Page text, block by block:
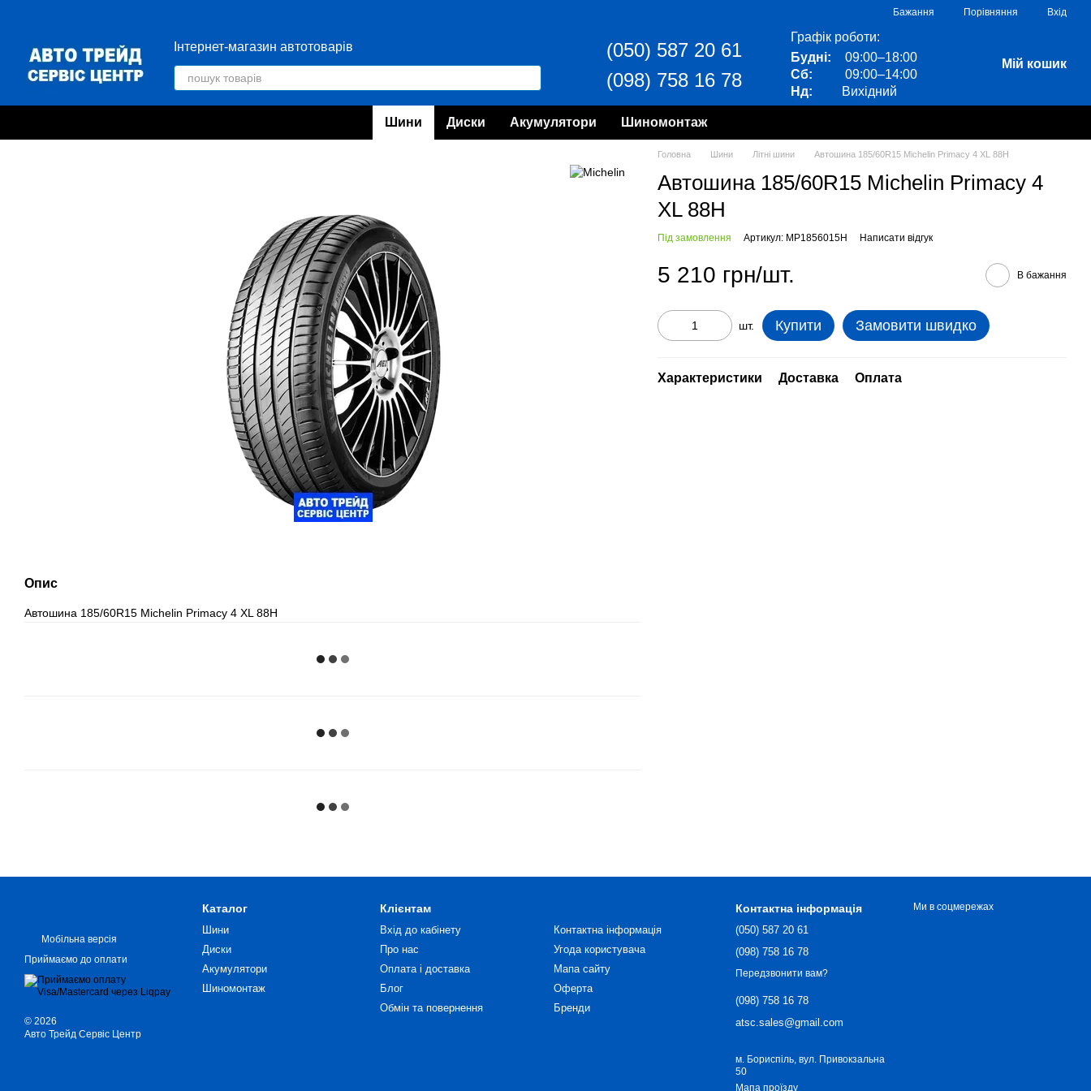
Бажання Порівняння Вхід
Інтернет-магазин автотоварів
(050) 587 20 61
(098) 758 16 78
Графік роботи:
Будні:
09:00–18:00
Сб:
09:00–14:00
Нд:
Вихідний
Мій кошик
Шини Диски Акумулятори Шиномонтаж
Опис
Автошина 185/60R15 Michelin Primacy 4 XL 88H
Головна Шини Літні шини Автошина 185/60R15 Michelin Primacy 4 XL 88H
Автошина 185/60R15 Michelin Primacy 4
XL 88H
Під замовлення Артикул: MP1856015H Написати відгук
5 210 грн/шт. В бажання
шт. Купити Замовити швидко
Характеристики Доставка Оплата
Мобільна версія
Приймаємо до оплати
© 2026
Авто Трейд Сервіс Центр
Каталог
Шини
Диски
Акумулятори
Шиномонтаж
Клієнтам
Вхід до кабінету
Про нас
Оплата і доставка
Блог
Обмін та повернення
Контактна інформація
Угода користувача
Мапа сайту
Оферта
Бренди
Контактна інформація
(050) 587 20 61
(098) 758 16 78
Передзвонити вам?
(098) 758 16 78
atsc.sales@gmail.com
м. Бориспіль, вул. Привокзальна
50
Мапа проїзду
Ми в соцмережах